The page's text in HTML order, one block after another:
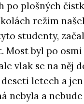
po plošných
režim
studenty,
Most byl po
vlak se na něj
letech a
nebyla a